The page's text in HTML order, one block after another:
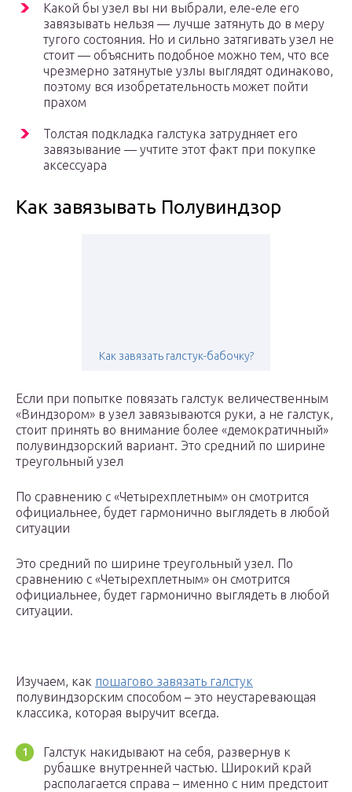
Какой бы узел вы ни выбрали, еле-еле его
завязывать нельзя — лучше затянуть до в меру
тугого состояния. Но и сильно затягивать узел не
стоит — объяснить подобное можно тем, что все
чрезмерно затянутые узлы выглядят одинаково,
поэтому вся изобретательность может пойти
прахом
Толстая подкладка галстука затрудняет его
завязывание — учтите этот факт при покупке
аксессуара
Как завязывать Полувиндзор
Как завязать галстук-бабочку?
Если при попытке повязать галстук величественным
«Виндзором» в узел завязываются руки, а не галстук,
стоит принять во внимание более «демократичный»
полувиндзорский вариант. Это средний по ширине
треугольный узел
По сравнению с «Четырехплетным» он смотрится
официальнее, будет гармонично выглядеть в любой
ситуации
Это средний по ширине треугольный узел. По
сравнению с «Четырехплетным» он смотрится
официальнее, будет гармонично выглядеть в любой
ситуации.
Изучаем, как пошагово завязать галстук
полувиндзорским способом – это неустаревающая
классика, которая выручит всегда.
Галстук накидывают на себя, развернув к
рубашке внутренней частью. Широкий край
располагается справа – именно с ним предстоит